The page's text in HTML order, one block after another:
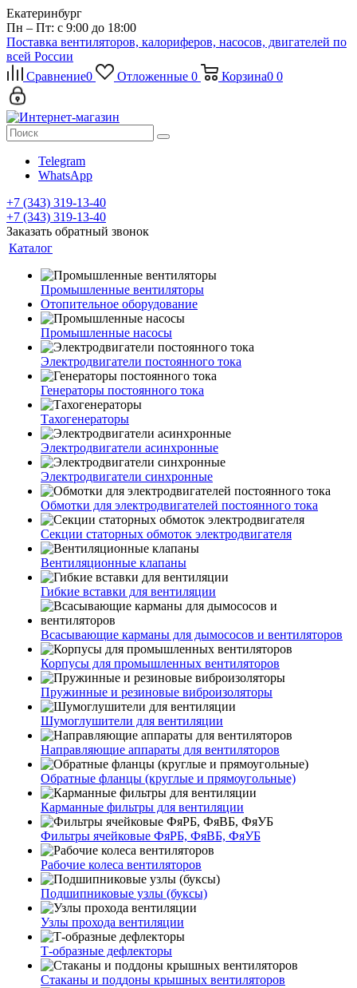
Екатеринбург
Пн – Пт: с 9:00 до 18:00
Поставка вентиляторов, калориферов, насосов, двигателей по
всей России
Сравнение0 Отложенные 0 Корзина0 0
Telegram
WhatsApp
+7 (343) 319-13-40
+7 (343) 319-13-40
Заказать обратный звонок
Каталог
Промышленные вентиляторы
Отопительное оборудование
Промышленные насосы
Электродвигатели постоянного тока
Генераторы постоянного тока
Тахогенераторы
Электродвигатели асинхронные
Электродвигатели синхронные
Обмотки для электродвигателей постоянного тока
Секции статорных обмоток электродвигателя
Вентиляционные клапаны
Гибкие вставки для вентиляции
Всасывающие карманы для дымососов и вентиляторов
Корпусы для промышленных вентиляторов
Пружинные и резиновые виброизоляторы
Шумоглушители для вентиляции
Направляющие аппараты для вентиляторов
Обратные фланцы (круглые и прямоугольные)
Карманные фильтры для вентиляции
Фильтры ячейковые ФяРБ, ФяВБ, ФяУБ
Рабочие колеса вентиляторов
Подшипниковые узлы (буксы)
Узлы прохода вентиляции
Т-образные дефлекторы
Стаканы и поддоны крышных вентиляторов